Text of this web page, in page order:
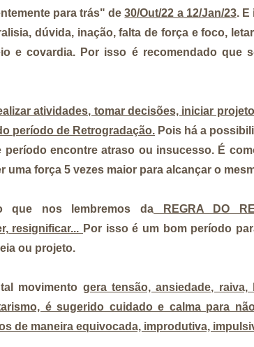
para trás" de30/Out/22 a 12/Jan/23. E
dúvida, inação, falta de força e foco,
e covardia. Por isso é recomendado que
atividades, tomar decisões, iniciar
período de Retrogradação. Pois há a
período encontre atraso ou insucesso. É
uma força 5 vezes maior para alcançar o
que nos lembremos da REGRA DO
resignificar... Por isso é um bom período
ou projeto.
movimento gera tensão, ansiedade,
é sugerido cuidado e calma para
de maneira equivocada, improdutiva,